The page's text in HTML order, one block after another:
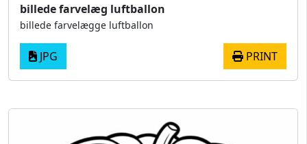
billede farvelæg luftballon
billede farvelægge luftballon
JPG PRINT